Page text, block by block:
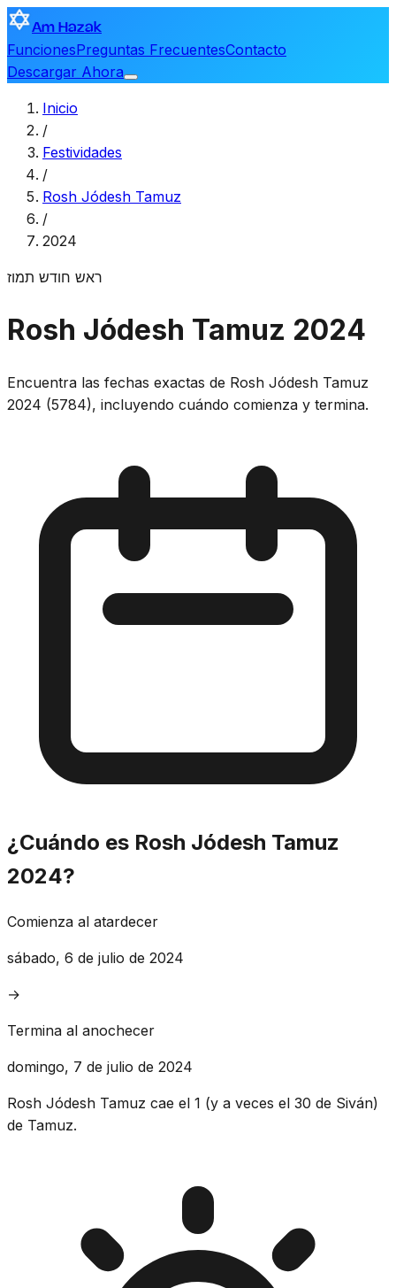
Am Hazak
FuncionesPreguntas FrecuentesContacto
Descargar Ahora
Inicio
/
Festividades
/
Rosh Jódesh Tamuz
/
2024
ראש חודש תמוז
Rosh Jódesh Tamuz 2024
Encuentra las fechas exactas de Rosh Jódesh Tamuz
2024 (5784), incluyendo cuándo comienza y termina.
¿Cuándo es Rosh Jódesh Tamuz
2024?
Comienza al atardecer
sábado, 6 de julio de 2024
→
Termina al anochecer
domingo, 7 de julio de 2024
Rosh Jódesh Tamuz cae el 1 (y a veces el 30 de Siván)
de Tamuz.